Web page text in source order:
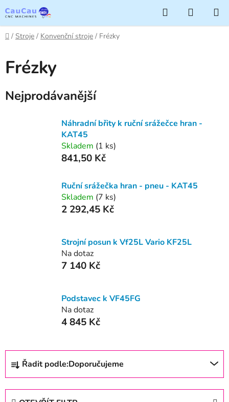
na
obsah
Hledat
KOŠÍK
Domů
/ Stroje / Konvenční stroje / Frézky
Frézky
Nejprodávanější
Náhradní břity k ruční srážečce hran -
KAT45
Skladem (1 ks)
841,50 Kč
Ruční srážečka hran - pneu - KAT45
Skladem (7 ks)
2 292,45 Kč
Strojní posun k Vf25L Vario KF25L
Na dotaz
7 140 Kč
Podstavec k VF45FG
Na dotaz
4 845 Kč
Ř
z
Řadit podle:Doporučujeme